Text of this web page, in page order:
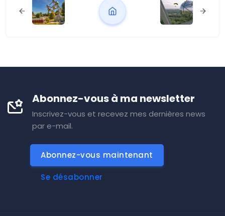
Abonnez-vous à ma newsletter
Inscrivez-vous et recevez mes dernières news
par e-mail.
Abonnez-vous maintenant
Se désabonner